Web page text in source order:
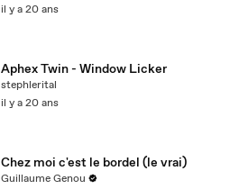
il y a 20 ans
Aphex Twin - Window Licker
stephlerital
il y a 20 ans
Chez moi c'est le bordel (le vrai)
Guillaume Genou